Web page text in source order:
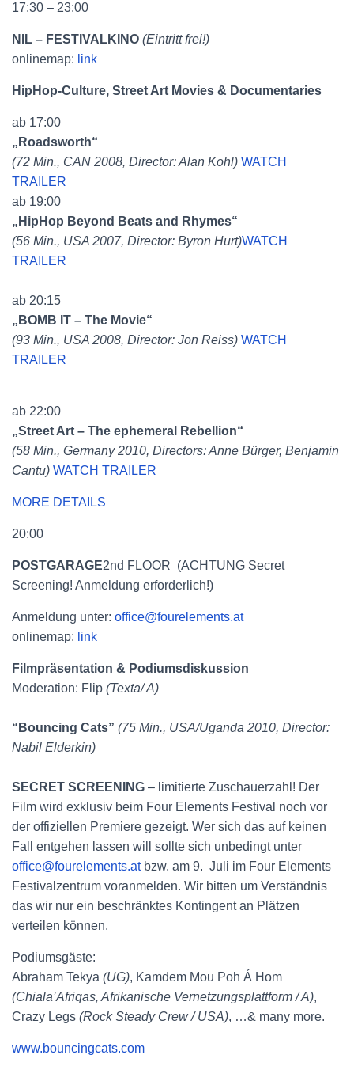
17:30 – 23:00
NIL – FESTIVALKINO (Eintritt frei!)
onlinemap: link
HipHop-Culture, Street Art Movies & Documentaries
ab 17:00
„Roadsworth“
(72 Min., CAN 2008, Director: Alan Kohl) WATCH
TRAILER
ab 19:00
„HipHop Beyond Beats and Rhymes“
(56 Min., USA 2007, Director: Byron Hurt)WATCH
TRAILER
ab 20:15
„BOMB IT – The Movie“
(93 Min., USA 2008, Director: Jon Reiss) WATCH
TRAILER
ab 22:00
„Street Art – The ephemeral Rebellion“
(58 Min., Germany 2010, Directors: Anne Bürger, Benjamin
Cantu) WATCH TRAILER
MORE DETAILS
20:00
POSTGARAGE2nd FLOOR (ACHTUNG Secret
Screening! Anmeldung erforderlich!)
Anmeldung unter: office@fourelements.at
onlinemap: link
Filmpräsentation & Podiumsdiskussion
Moderation: Flip (Texta/ A)
“Bouncing Cats” (75 Min., USA/Uganda 2010, Director:
Nabil Elderkin)
SECRET SCREENING – limitierte Zuschauerzahl! Der
Film wird exklusiv beim Four Elements Festival noch vor
der offiziellen Premiere gezeigt. Wer sich das auf keinen
Fall entgehen lassen will sollte sich unbedingt unter
office@fourelements.atbzw. am 9. Juli im Four Elements
Festivalzentrum voranmelden. Wir bitten um Verständnis
das wir nur ein beschränktes Kontingent an Plätzen
verteilen können.
Podiumsgäste:
Abraham Tekya (UG), Kamdem Mou Poh Á Hom
(Chiala’Afriqas, Afrikanische Vernetzungsplattform / A),
Crazy Legs (Rock Steady Crew / USA), …& many more.
www.bouncingcats.com